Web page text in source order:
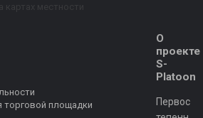
торговой площадки
О
проекте
S-
Platoon
Первос